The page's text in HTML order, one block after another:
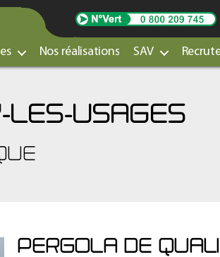
Nos réalisations SAV
USAGES
PERGOLA DE